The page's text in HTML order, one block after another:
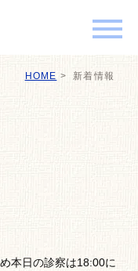
HOME 新着情報
本日の診察は18:00に